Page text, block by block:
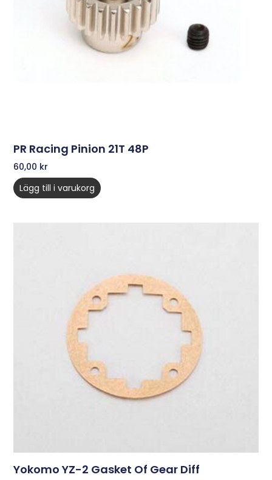
PR Racing Pinion 21T 48P
60,00 kr
Lägg till i varukorg
Yokomo YZ-2 Gasket Of Gear Diff